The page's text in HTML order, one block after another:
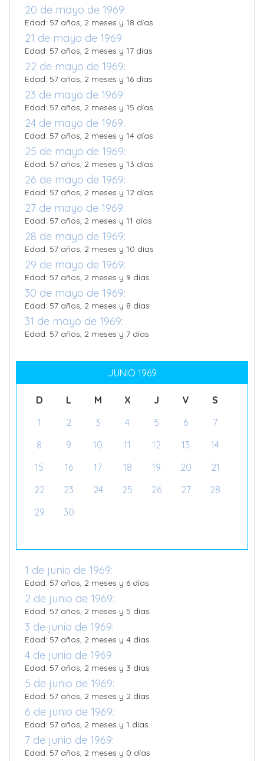
20 de mayo de 1969:
Edad: 57 años, 2 meses y 18 días
21 de mayo de 1969:
Edad: 57 años, 2 meses y 17 días
22 de mayo de 1969:
Edad: 57 años, 2 meses y 16 días
23 de mayo de 1969:
Edad: 57 años, 2 meses y 15 días
24 de mayo de 1969:
Edad: 57 años, 2 meses y 14 días
25 de mayo de 1969:
Edad: 57 años, 2 meses y 13 días
26 de mayo de 1969:
Edad: 57 años, 2 meses y 12 días
27 de mayo de 1969:
Edad: 57 años, 2 meses y 11 días
28 de mayo de 1969:
Edad: 57 años, 2 meses y 10 días
29 de mayo de 1969:
Edad: 57 años, 2 meses y 9 días
30 de mayo de 1969:
Edad: 57 años, 2 meses y 8 días
31 de mayo de 1969:
Edad: 57 años, 2 meses y 7 días
JUNIO 1969
D L M X J V
S
1
2 3 4 5 6
7
8
9 10 11 12 13
14
15
16 17 18 19 20
21
22
23 24 25 26 27
28
29
30
1 de junio de 1969:
Edad: 57 años, 2 meses y 6 días
2 de junio de 1969:
Edad: 57 años, 2 meses y 5 días
3 de junio de 1969:
Edad: 57 años, 2 meses y 4 días
4 de junio de 1969:
Edad: 57 años, 2 meses y 3 días
5 de junio de 1969:
Edad: 57 años, 2 meses y 2 días
6 de junio de 1969:
Edad: 57 años, 2 meses y 1 días
7 de junio de 1969:
Edad: 57 años, 2 meses y 0 días